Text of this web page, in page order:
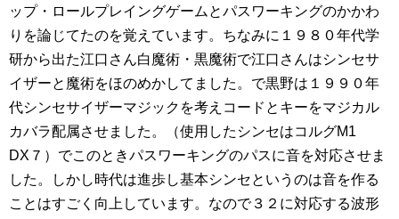
ップ・ロールプレイングゲームとパスワーキングのかかわ
りを論じてたのを覚えています。ちなみに１９８０年代学
研から出た江口さん白魔術・黒魔術で江口さんはシンセサ
イザーと魔術をほのめかしてました。で黒野は１９９０年
代シンセサイザーマジックを考えコードとキーをマジカル
カバラ配属させました。（使用したシンセはコルグM1
DX７）でこのときパスワーキングのパスに音を対応させま
した。しかし時代は進歩し基本シンセというのは音を作る
ことはすごく向上しています。なので３２に対応する波形